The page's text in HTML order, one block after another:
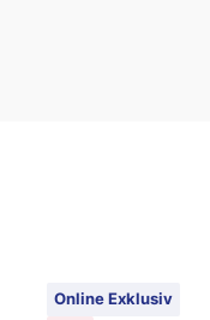
Online Exklusiv